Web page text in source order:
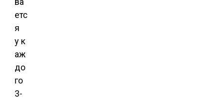
етс
я
у к
аж
до
го
3-